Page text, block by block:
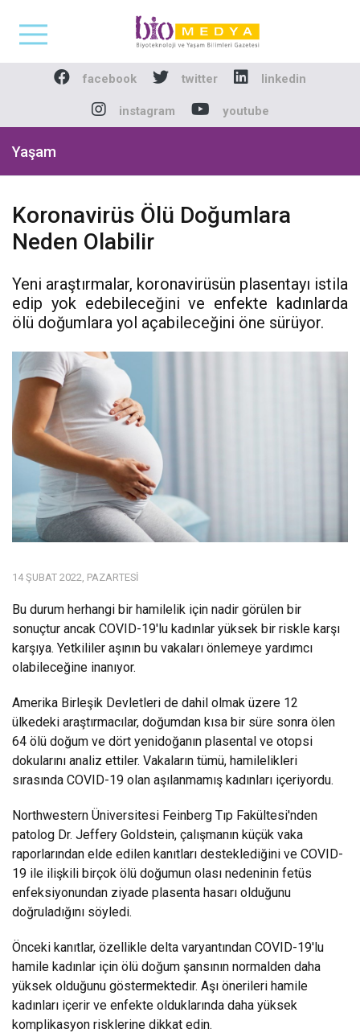
Biomedya -
facebook twitter linkedin
instagram youtube
Yaşam
Koronavirüs Ölü Doğumlara
Neden Olabilir
Yeni araştırmalar, koronavirüsün plasentayı istila
edip yok edebileceğini ve enfekte kadınlarda
ölü doğumlara yol açabileceğini öne sürüyor.
14 ŞUBAT 2022, PAZARTESI
Bu durum herhangi bir hamilelik için nadir görülen bir
sonuçtur ancak COVID-19'lu kadınlar yüksek bir riskle karşı
karşıya. Yetkililer aşının bu vakaları önlemeye yardımcı
olabileceğine inanıyor.
Amerika Birleşik Devletleri de dahil olmak üzere 12
ülkedeki araştırmacılar, doğumdan kısa bir süre sonra ölen
64 ölü doğum ve dört yenidoğanın plasental ve otopsi
dokularını analiz ettiler. Vakaların tümü, hamilelikleri
sırasında COVID-19 olan aşılanmamış kadınları içeriyordu.
Northwestern Üniversitesi Feinberg Tıp Fakültesi'nden
patolog Dr. Jeffery Goldstein, çalışmanın küçük vaka
raporlarından elde edilen kanıtları desteklediğini ve COVID-
19 ile ilişkili birçok ölü doğumun olası nedeninin fetüs
enfeksiyonundan ziyade plasenta hasarı olduğunu
doğruladığını söyledi.
Önceki kanıtlar, özellikle delta varyantından COVID-19'lu
hamile kadınlar için ölü doğum şansının normalden daha
yüksek olduğunu göstermektedir. Aşı önerileri hamile
kadınları içerir ve enfekte olduklarında daha yüksek
komplikasyon risklerine dikkat edin.